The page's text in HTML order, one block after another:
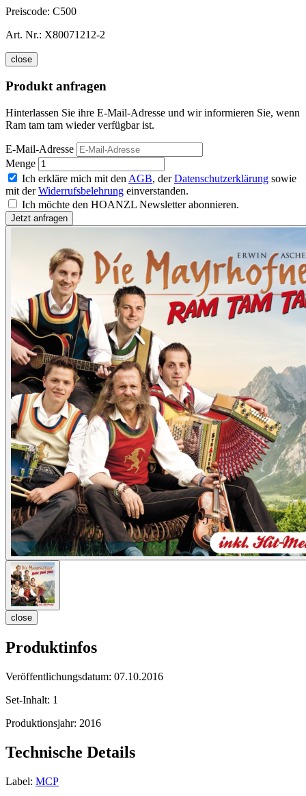
Preiscode: C500
Art. Nr.: X80071212-2
close
Produkt anfragen
Hinterlassen Sie ihre E-Mail-Adresse und wir informieren Sie, wenn
Ram tam tam wieder verfügbar ist.
E-Mail-Adresse
Menge
Ich erkläre mich mit den AGB, derDatenschutzerklärung sowie
mit derWiderrufsbelehrung einverstanden.
Ich möchte den HOANZL Newsletter abonnieren.
close
Produktinfos
Veröffentlichungsdatum: 07.10.2016
Set-Inhalt: 1
Produktionsjahr: 2016
Technische Details
Label: MCP